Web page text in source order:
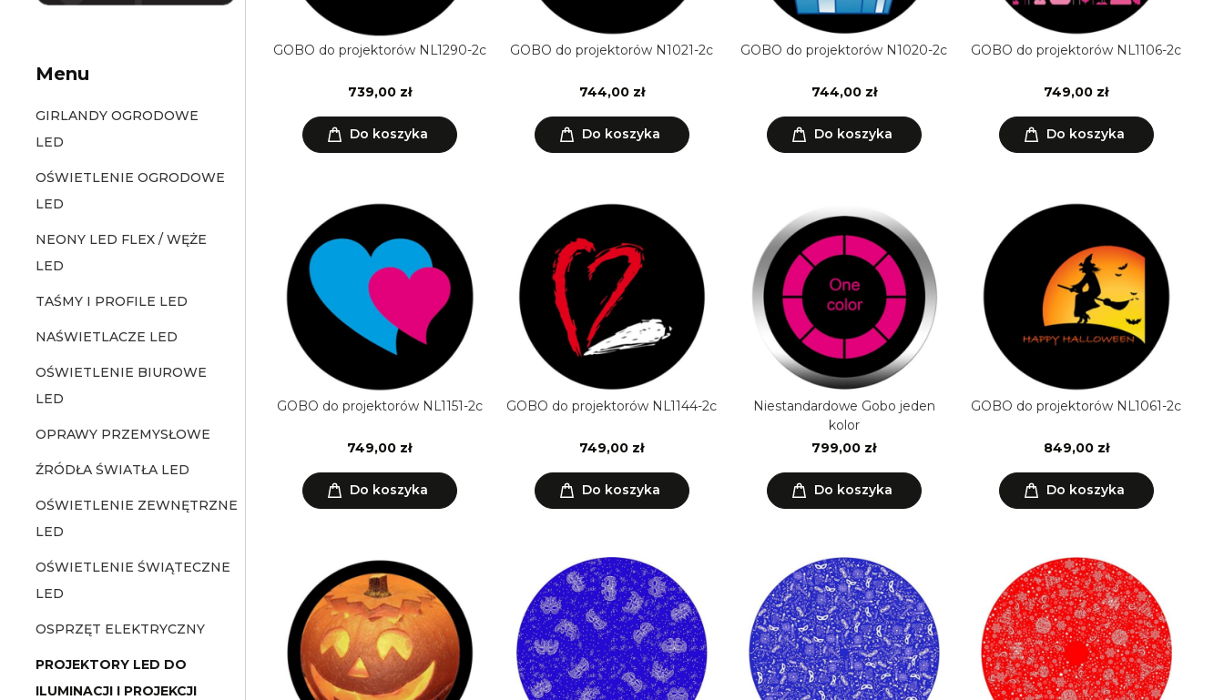
Menu
GIRLANDY OGRODOWE
LED
OŚWIETLENIE OGRODOWE
LED
NEONY LED FLEX / WĘŻE
LED
TAŚMY I PROFILE LED
NAŚWIETLACZE LED
OŚWIETLENIE BIUROWE
LED
OPRAWY PRZEMYSŁOWE
ŹRÓDŁA ŚWIATŁA LED
OŚWIETLENIE ZEWNĘTRZNE
LED
OŚWIETLENIE ŚWIĄTECZNE
LED
OSPRZĘT ELEKTRYCZNY
PROJEKTORY LED DO
ILUMINACJI I PROJEKCJI
GOBO do projektorów NL1290-2c
739,00 zł
Do koszyka
GOBO do projektorów N1021-2c
744,00 zł
Do koszyka
GOBO do projektorów N1020-2c
744,00 zł
Do koszyka
GOBO do projektorów NL1106-2c
749,00 zł
Do koszyka
GOBO do projektorów NL1151-2c
749,00 zł
Do koszyka
GOBO do projektorów NL1144-2c
749,00 zł
Do koszyka
Niestandardowe Gobo jeden
kolor
799,00 zł
Do koszyka
GOBO do projektorów NL1061-2c
849,00 zł
Do koszyka